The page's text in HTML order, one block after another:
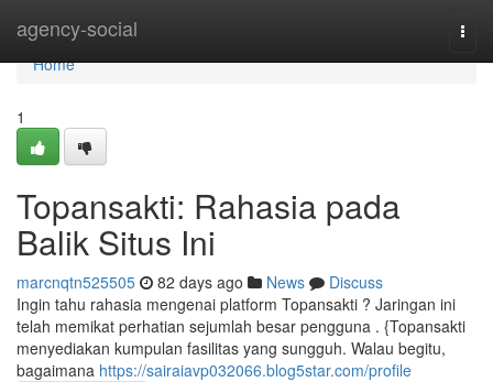
agency-social
Home
Home
1
Topansakti: Rahasia pada
Balik Situs Ini
marcnqtn525505 82 days ago News
Discuss
Ingin tahu rahasia mengenai platform Topansakti ? Jaringan ini
telah memikat perhatian sejumlah besar pengguna . {Topansakti
menyediakan kumpulan fasilitas yang sungguh. Walau begitu,
bagaimana https://sairaiavp032066.blog5star.com/profile